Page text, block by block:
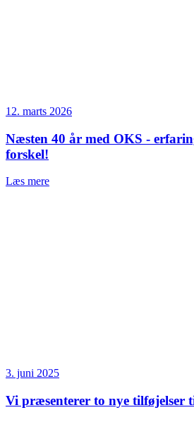
12. marts 2026
Næsten 40 år med OKS -
forskel!
Læs mere
3. juni 2025
Vi præsenterer to nye tilføjelser